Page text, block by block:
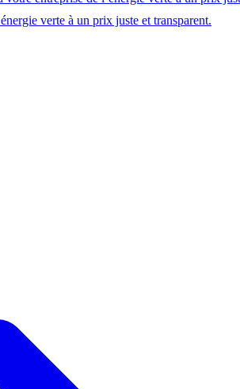
verte à un prix juste et transparent.